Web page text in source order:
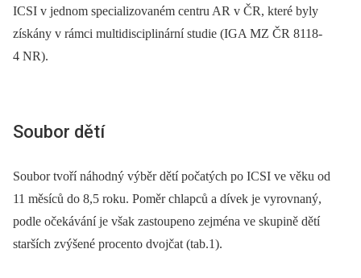
ICSI v jednom specializovaném centru AR v ČR, které byly
získány v rámci multidisciplinární studie (IGA MZ ČR 8118-
4 NR).
Soubor dětí
Soubor tvoří náhodný výběr dětí počatých po ICSI ve věku od
11 měsíců do 8,5 roku. Poměr chlapců a dívek je vyrovnaný,
podle očekávání je však zastoupeno zejména ve skupině dětí
starších zvýšené procento dvojčat (tab.1).